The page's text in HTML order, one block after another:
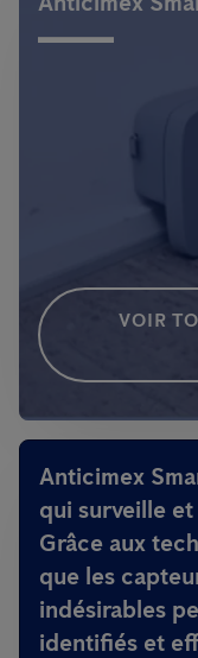
VOIR
Anticimex
qui surveille
Grâce aux
que les
indésirables
identifiés et